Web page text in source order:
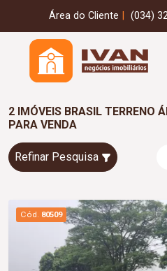
Área do Cliente (034)
2 IMÓVEIS BRASIL TERRENO
PARA VENDA
Refinar Pesquisa
Cód. 80509